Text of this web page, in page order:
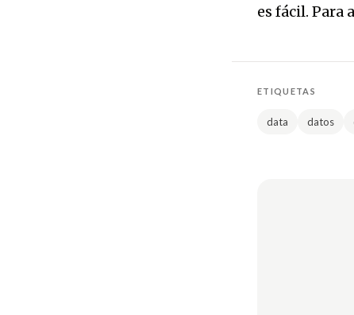
es fácil. Para
ETIQUETAS
data datos